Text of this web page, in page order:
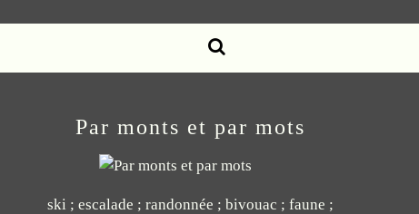
Par monts et par mots
ski ; escalade ; randonnée ; bivouac ; faune ;